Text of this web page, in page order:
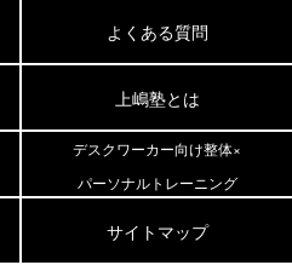
よくある質問
上嶋塾とは
デスクワーカー向け整体×
パーソナルトレーニング
サイトマップ